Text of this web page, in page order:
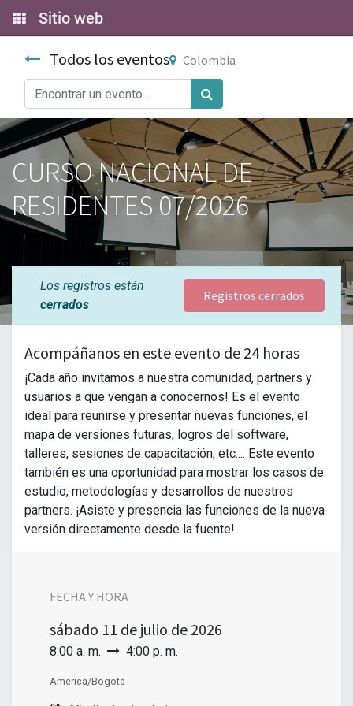
Sitio web
Todos los eventos Colombia
CURSO NACIONAL DE
RESIDENTES 07/2026
Los registros están
cerrados
Registros cerrados
Acompáñanos en este evento de 24 horas
¡Cada año invitamos a nuestra comunidad, partners y
usuarios a que vengan a conocernos! Es el evento
ideal para reunirse y presentar nuevas funciones, el
mapa de versiones futuras, logros del software,
talleres, sesiones de capacitación, etc.... Este evento
también es una oportunidad para mostrar los casos de
estudio, metodologías y desarrollos de nuestros
partners. ¡Asiste y presencia las funciones de la nueva
versión directamente desde la fuente!
FECHA Y HORA
sábado 11 de julio de 2026
8:00 a. m. 4:00 p. m.
America/Bogota